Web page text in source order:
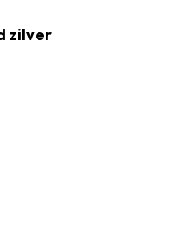
zilver